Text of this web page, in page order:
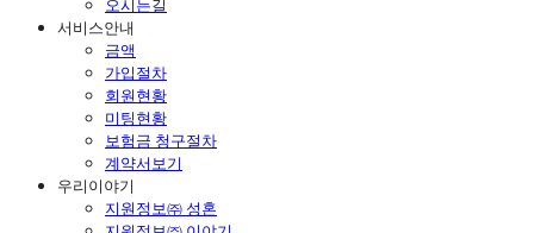
오시는길
서비스안내
금액
가입절차
회원현황
미팅현황
보험금 청구절차
계약서보기
우리이야기
지원정보㈜ 성혼